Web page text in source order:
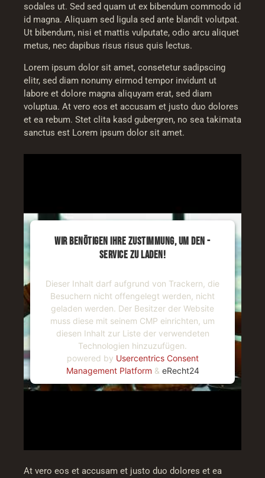
sodales ut. Sed sed quam ut ex bibendum commodo id
id magna. Aliquam sed ligula sed ante blandit volutpat.
Ut bibendum, nisi et mattis vulputate, odio arcu aliquet
metus, nec dapibus risus risus quis lectus.
Lorem ipsum dolor sit amet, consetetur sadipscing
elitr, sed diam nonumy eirmod tempor invidunt ut
labore et dolore magna aliquyam erat, sed diam
voluptua. At vero eos et accusam et justo duo dolores
et ea rebum. Stet clita kasd gubergren, no sea takimata
sanctus est Lorem ipsum dolor sit amet.
WIR BENÖTIGEN IHRE ZUSTIMMUNG, UM DEN -
SERVICE ZU LADEN!
Dieser Inhalt darf aufgrund von Trackern, die
Besuchern nicht offengelegt werden, nicht
geladen werden. Der Besitzer der Website
muss diese mit seinem CMP einrichten, um
diesen Inhalt zur Liste der verwendeten
Technologien hinzuzufügen.
powered by Usercentrics Consent
Management Platform & eRecht24
At vero eos et accusam et justo duo dolores et ea